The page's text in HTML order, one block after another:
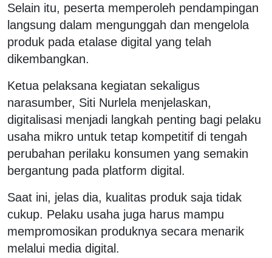
Selain itu, peserta memperoleh pendampingan
langsung dalam mengunggah dan mengelola
produk pada etalase digital yang telah
dikembangkan.
Ketua pelaksana kegiatan sekaligus
narasumber, Siti Nurlela menjelaskan,
digitalisasi menjadi langkah penting bagi pelaku
usaha mikro untuk tetap kompetitif di tengah
perubahan perilaku konsumen yang semakin
bergantung pada platform digital.
Saat ini, jelas dia, kualitas produk saja tidak
cukup. Pelaku usaha juga harus mampu
mempromosikan produknya secara menarik
melalui media digital.